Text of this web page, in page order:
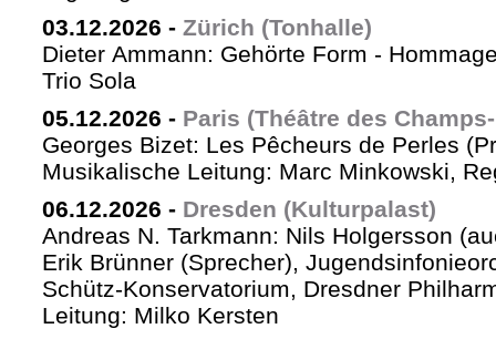
03.12.2026 - Zürich (Tonhalle)
Dieter Ammann: Gehörte Form -
Trio Sola
05.12.2026 - Paris (Théâtre des
Georges Bizet: Les Pêcheurs de Perles
Musikalische Leitung: Marc Minkowski,
06.12.2026 - Dresden (Kulturpalast)
Andreas N. Tarkmann: Nils Holgersson
Erik Brünner (Sprecher),
Schütz-Konservatorium, Dresdner
Leitung: Milko Kersten